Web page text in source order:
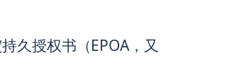
久授权书（EPOA，又